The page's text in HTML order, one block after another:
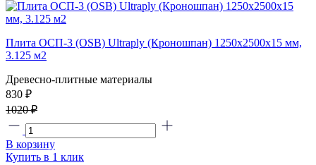
Плита ОСП-3 (OSB) Ultraply (Кроношпан) 1250x2500x15 мм,
3.125 м2
Древесно-плитные материалы
830 ₽
1020 ₽
В корзину
Купить в 1 клик